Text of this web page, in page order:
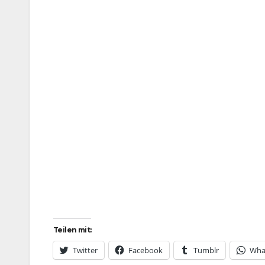
Teilen mit:
Twitter Facebook Tumblr